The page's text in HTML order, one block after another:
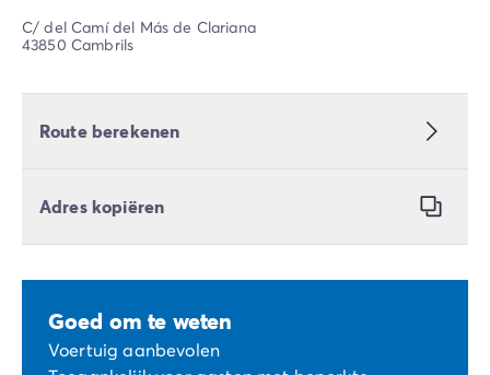
C/ del Camí del Más de Clariana
43850 Cambrils
Route berekenen
Adres kopiëren
Goed om te weten
Voertuig aanbevolen